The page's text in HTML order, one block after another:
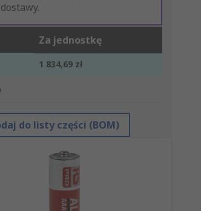
Za jednostkę
1 834,69 zł
do listy części (BOM)